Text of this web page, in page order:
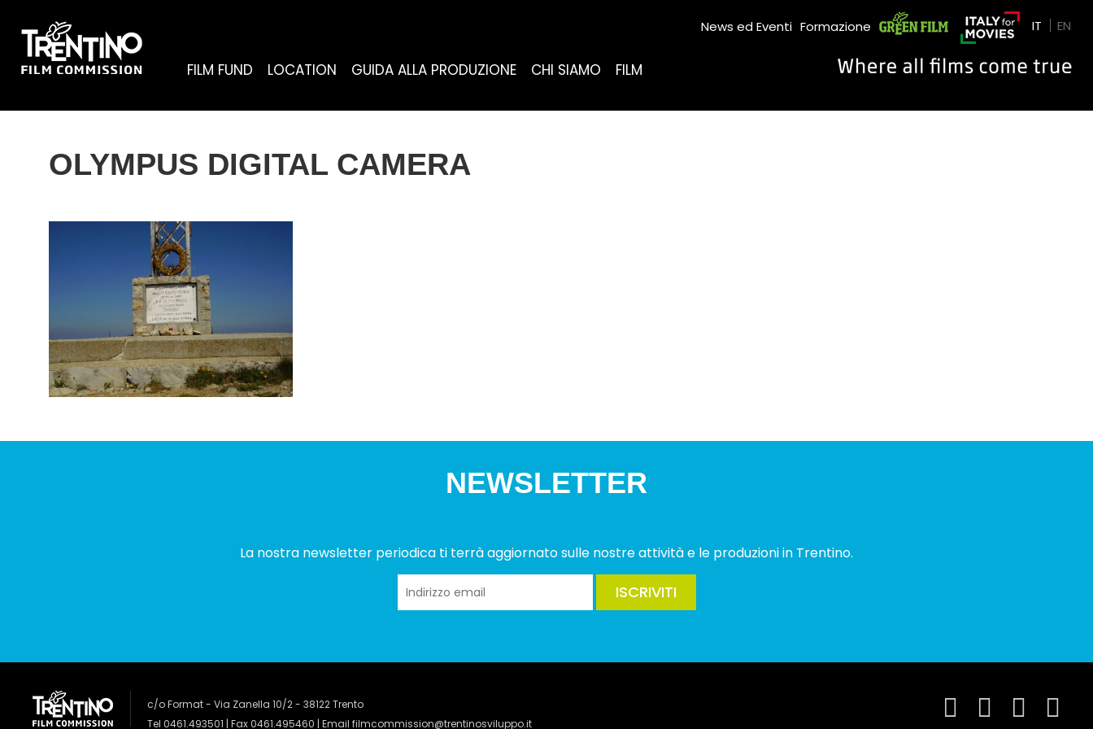
FILM FUND LOCATION GUIDA ALLA PRODUZIONE CHI SIAMO FILM
News ed Eventi Formazione Green Film IT EN
OLYMPUS DIGITAL CAMERA
NEWSLETTER
La nostra newsletter periodica ti terrà aggiornato sulle nostre attività e le produzioni in Trentino.
ISCRIVITI
c/o Format - Via Zanella 10/2 - 38122 Trento
Tel 0461.493501 | Fax 0461.495460 | Email filmcommission@trentinosviluppo.it